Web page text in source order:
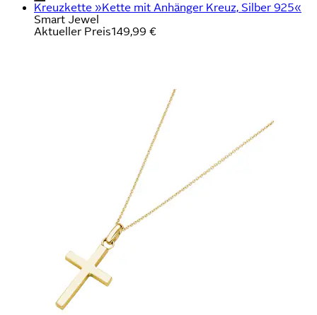
Kreuzkette »Kette mit Anhänger Kreuz, Silber 925«
Smart Jewel
Aktueller Preis149,99 €